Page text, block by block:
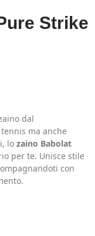
Strike
dal
ma anche
lo zaino Babolat
per te. Unisce stile
con